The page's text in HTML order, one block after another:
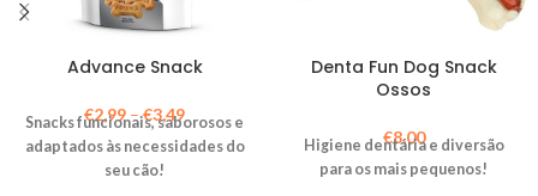
Advance Snack
€2,99 –€3,49
Snacks funcionais, saborosos e
adaptados às necessidades do
seu cão!
Denta Fun Dog Snack
Ossos
€8,00
Higiene dentária e diversão
para os mais pequenos!